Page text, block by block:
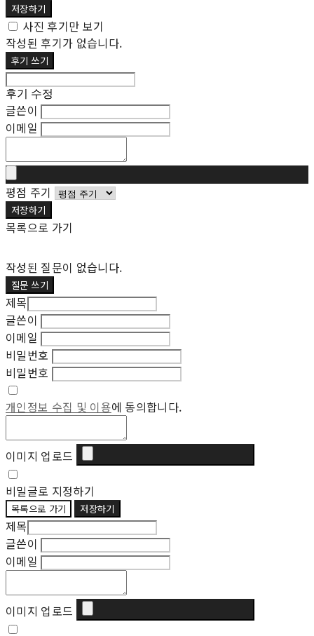
저장하기
사진 후기만 보기
작성된 후기가 없습니다.
후기 쓰기
후기 수정
글쓴이
이메일
평점 주기
저장하기
목록으로 가기
작성된 질문이 없습니다.
질문 쓰기
제목
글쓴이
이메일
비밀번호
비밀번호
개인정보 수집 및 이용에 동의합니다.
이미지 업로드
비밀글로 지정하기
목록으로 가기 저장하기
제목
글쓴이
이메일
이미지 업로드